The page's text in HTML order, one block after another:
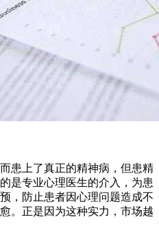
上了真正的精神病，但患精
是专业心理医生的介入，为患
，防止患者因心理问题造成不
。正是因为这种实力，市场越